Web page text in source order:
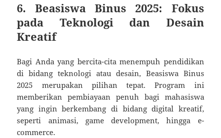
6. Beasiswa Binus 2025: Fokus
pada Teknologi dan Desain
Kreatif
Bagi Anda yang bercita-cita menempuh pendidikan
di bidang teknologi atau desain, Beasiswa Binus
2025 merupakan pilihan tepat. Program ini
memberikan pembiayaan penuh bagi mahasiswa
yang ingin berkembang di bidang digital kreatif,
seperti animasi, game development, hingga e-
commerce.